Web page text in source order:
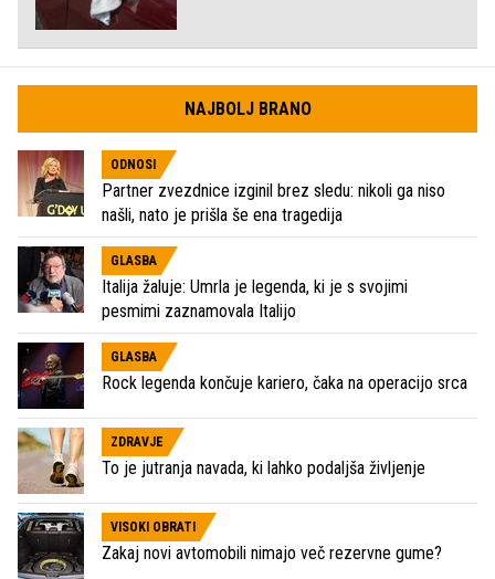
NAJBOLJ BRANO
ODNOSI
Partner zvezdnice izginil brez sledu: nikoli ga niso
našli, nato je prišla še ena tragedija
GLASBA
Italija žaluje: Umrla je legenda, ki je s svojimi
pesmimi zaznamovala Italijo
GLASBA
Rock legenda končuje kariero, čaka na operacijo srca
ZDRAVJE
To je jutranja navada, ki lahko podaljša življenje
VISOKI OBRATI
Zakaj novi avtomobili nimajo več rezervne gume?